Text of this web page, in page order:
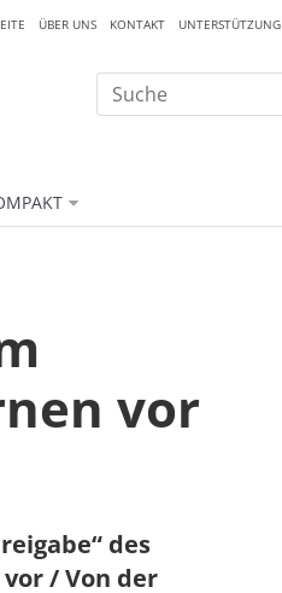
ÜBER UNS KONTAKT UNTERSTÜTZUNG
Suche
nach:
vor
des
/ Von der